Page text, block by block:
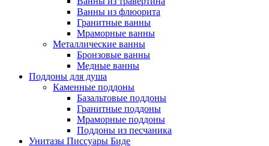
Ванны из флюорита
Гранитные ванны
Мраморные ванны
Металлические ванны
Бронзовые ванны
Медные ванны
Поддоны для душа
Каменные поддоны
Базальтовые поддоны
Гранитные поддоны
Мраморные поддоны
Поддоны из песчаника
Унитазы Писсуары Биде